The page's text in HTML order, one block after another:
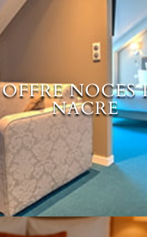
OFFRE NOCES
NACRE
OFFRE NOCES
NACRE
EN SAVOIR PLUS